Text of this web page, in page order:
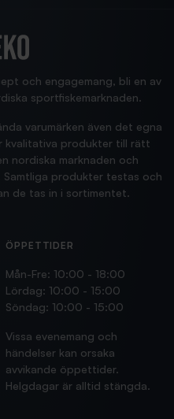
och engagemang, bli en av
sportfiskemarknaden.
varumärken även det egna
kvalitativa produkter till rätt
nordiska marknaden och
Samtliga produkter testas och
de tas in i sortimentet.
ÖPPETTIDER
Mån-Fre: 10:00 - 18:00
Lördag: 10:00 - 15:00
Söndag: 10:00 - 15:00
Vissa evenemang och
händelser kan orsaka
avvikande öppettider.
Helgdagar är alltid stängda.